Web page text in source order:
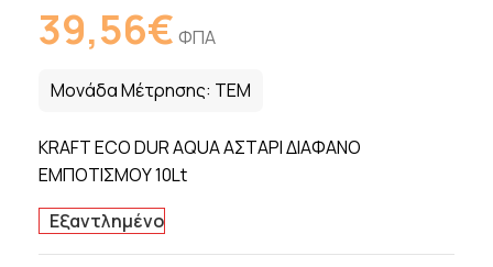
39,56€ ΦΠΑ
Μονάδα Μέτρησης: ΤΕΜ
KRAFT ECO DUR AQUA ΑΣΤΑΡΙ ΔΙΑΦΑΝΟ
ΕΜΠΟΤΙΣΜΟΥ 10Lt
Εξαντλημένο